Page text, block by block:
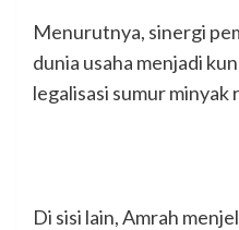
Menurutnya, sinergi
dunia usaha menjadi
legalisasi sumur minyak
Di sisi lain, Amrah